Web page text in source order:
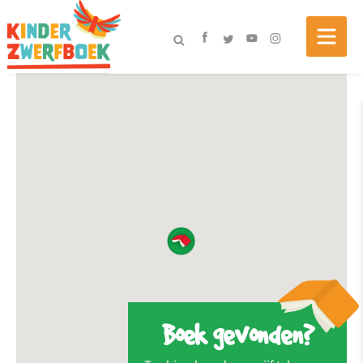
Boek gevonden?